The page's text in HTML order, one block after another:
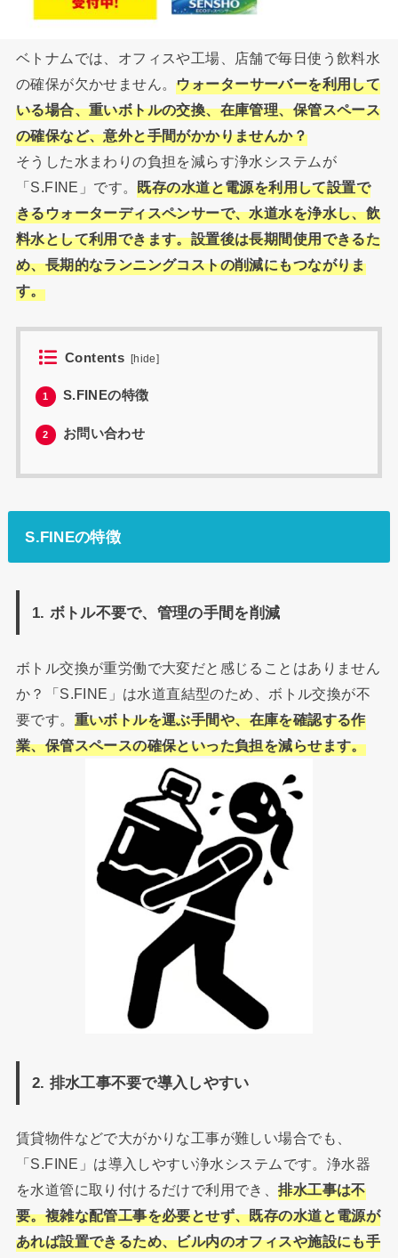
ベトナムでは、オフィスや工場、店舗で毎日使う飲料水
の確保が欠かせません。ウォーターサーバーを利用して
いる場合、重いボトルの交換、在庫管理、保管スペース
の確保など、意外と手間がかかりませんか？
そうした水まわりの負担を減らす浄水システムが
「S.FINE」です。既存の水道と電源を利用して設置で
きるウォーターディスペンサーで、水道水を浄水し、飲
料水として利用できます。設置後は長期間使用できるた
め、長期的なランニングコストの削減にもつながりま
す。
Contents [hide]
1 S.FINEの特徴
2 お問い合わせ
S.FINEの特徴
1. ボトル不要で、管理の手間を削減
ボトル交換が重労働で大変だと感じることはありません
か？「S.FINE」は水道直結型のため、ボトル交換が不
要です。 重いボトルを運ぶ手間や、在庫を確認する作
業、保管スペースの確保といった負担を減らせます。
2. 排水工事不要で導入しやすい
賃貸物件などで大がかりな工事が難しい場合でも、
「S.FINE」は導入しやすい浄水システムです。浄水器
を水道管に取り付けるだけで利用でき、排水工事は不
要。複雑な配管工事を必要とせず、既存の水道と電源が
あれば設置できるため、ビル内のオフィスや施設にも手